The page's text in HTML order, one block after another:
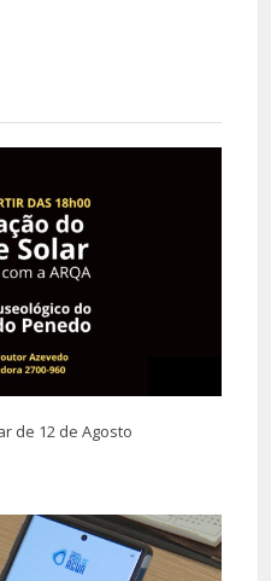
de 12 de Agosto